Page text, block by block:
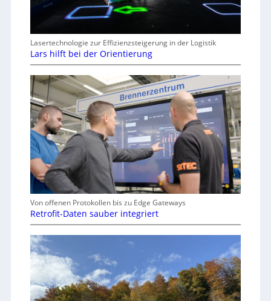
Lasertechnologie zur Effizienzsteigerung in der Logistik
Lars hilft bei der Orientierung
Von offenen Protokollen bis zu Edge Gateways
Retrofit-Daten sauber integriert